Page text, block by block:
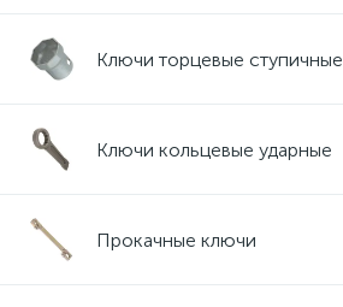
Ключи торцевые ступичные
Ключи кольцевые ударные
Прокачные ключи